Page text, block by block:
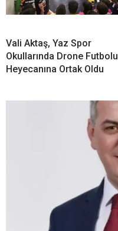
Vali Aktaş, Yaz Spor
Okullarında Drone Futbolu
Heyecanına Ortak Oldu